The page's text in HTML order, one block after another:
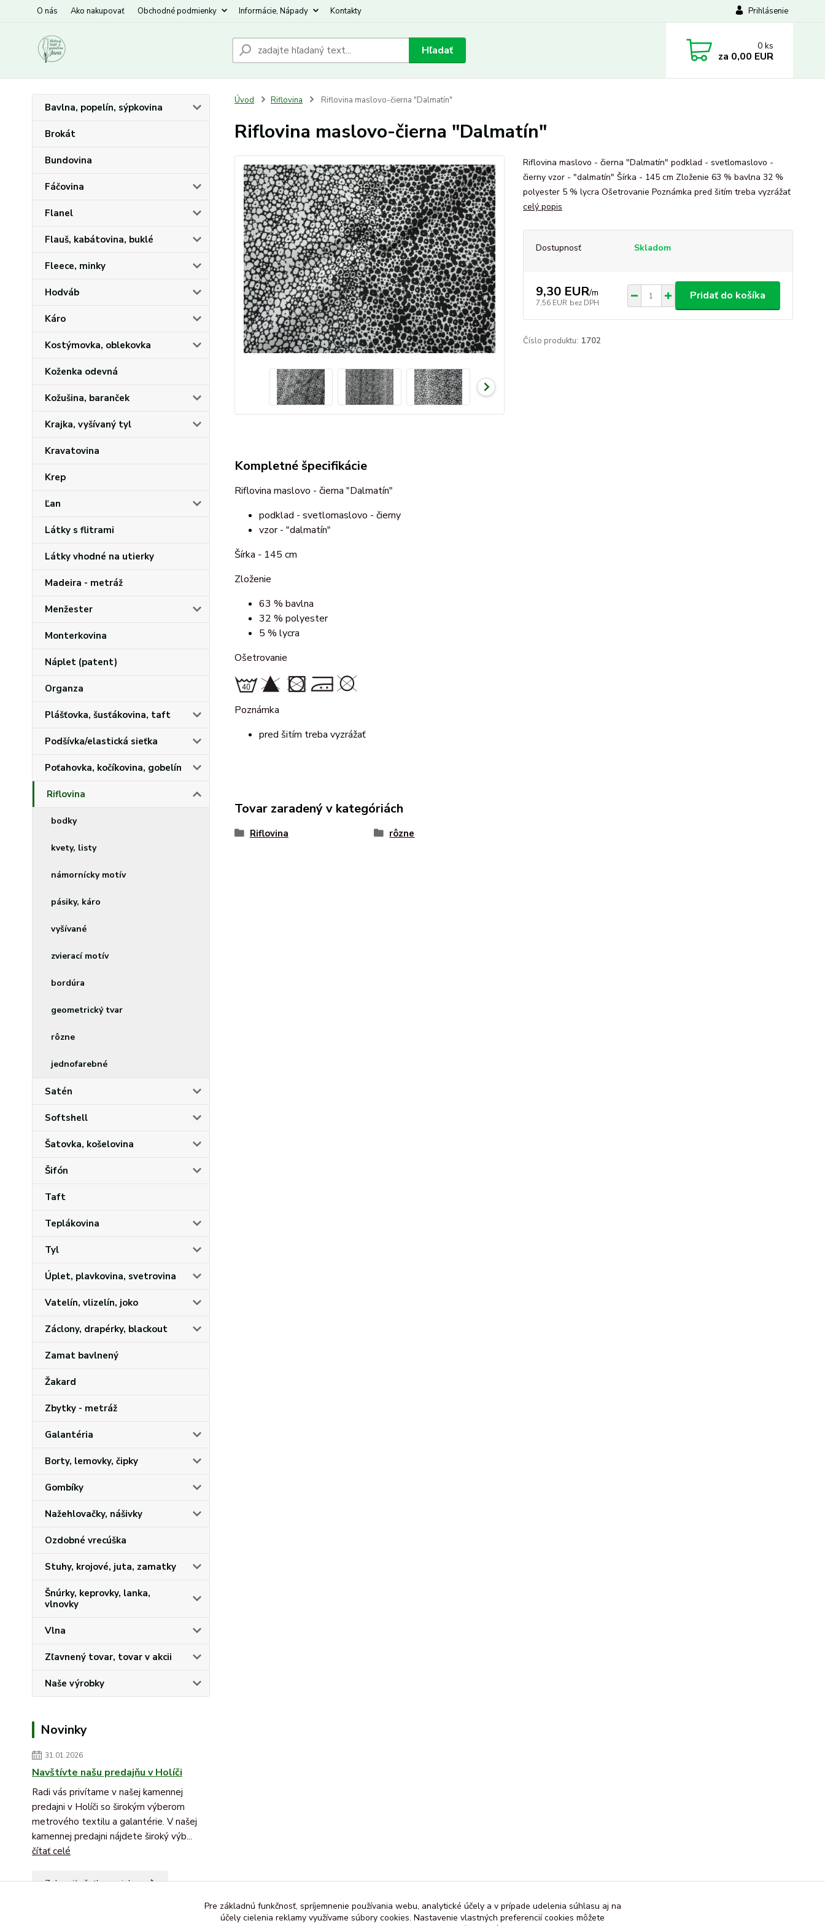
O nás Ako nakupovať Obchodné podmienky Informácie, Nápady Kontakty Prihlásenie
Hľadať 0 ks
za 0,00 EUR
Bavlna, popelín, sýpkovina
Brokát
Bundovina
Fáčovina
Flanel
Flauš, kabátovina, buklé
Fleece, minky
Hodváb
Káro
Kostýmovka, oblekovka
Koženka odevná
Kožušina, baranček
Krajka, vyšívaný tyl
Kravatovina
Krep
Ľan
Látky s flitrami
Látky vhodné na utierky
Madeira - metráž
Menžester
Monterkovina
Náplet (patent)
Organza
Plášťovka, šusťákovina, taft
Podšívka/elastická sieťka
Poťahovka, kočíkovina, gobelín
Riflovina
bodky
kvety, listy
námornícky motív
pásiky, káro
vyšívané
zvierací motív
bordúra
geometrický tvar
rôzne
jednofarebné
Satén
Softshell
Šatovka, košelovina
Šifón
Taft
Teplákovina
Tyl
Úplet, plavkovina, svetrovina
Vatelín, vlizelín, joko
Záclony, drapérky, blackout
Zamat bavlnený
Žakard
Zbytky - metráž
Galantéria
Borty, lemovky, čipky
Gombíky
Nažehlovačky, nášivky
Ozdobné vrecúška
Stuhy, krojové, juta, zamatky
Šnúrky, keprovky, lanka,
vlnovky
Vlna
Zľavnený tovar, tovar v akcii
Naše výrobky
Novinky
31.01.2026
Navštívte našu predajňu v Holíči
Radi vás privítame v našej kamennej
predajni v Holíči so širokým výberom
metrového textilu a galantérie. V našej
kamennej predajni nájdete široký výb...
čítať celé
Zobraziť všetky novinky
Úvod Riflovina Riflovina maslovo-čierna "Dalmatín"
Riflovina maslovo-čierna "Dalmatín"
Riflovina maslovo - čierna "Dalmatín" podklad - svetlomaslovo -
čierny vzor - "dalmatín" Šírka - 145 cm Zloženie 63 % bavlna 32 %
polyester 5 % lycra Ošetrovanie Poznámka pred šitím treba vyzrážať
celý popis
Dostupnosť Skladom
9,30 EUR/m
7,56 EUR bez DPH
Pridať do košíka
Číslo produktu: 1702
Kompletné špecifikácie
Riflovina maslovo - čierna "Dalmatín"
podklad - svetlomaslovo - čierny
vzor - "dalmatín"
Šírka - 145 cm
Zloženie
63 % bavlna
32 % polyester
5 % lycra
Ošetrovanie
Poznámka
pred šitím treba vyzrážať
Tovar zaradený v kategóriách
Riflovina rôzne
Pre základnú funkčnosť, spríjemnenie používania webu, analytické účely a v prípade udelenia súhlasu aj na
účely cielenia reklamy využívame súbory cookies. Nastavenie vlastných preferencií cookies môžete